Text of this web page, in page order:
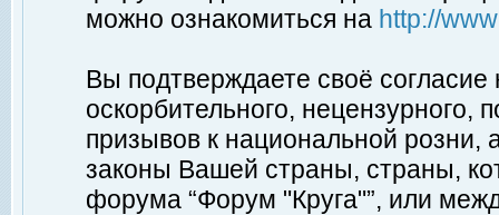
можно ознакомиться на http://
Вы подтверждаете своё
оскорбительного, нецензурного,
призывов к национальной
законы Вашей страны, страны,
форума “Форум "Круга"”, или